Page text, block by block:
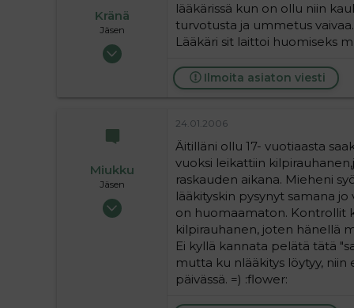
Kränä
Jäsen
13.01.2006
lääkärissä kun on ollu niin
turvotusta ja ummetus
Lääkäri sit laittoi huomiseks
Ilmoita asiaton viesti
Miukku
Jäsen
12.09.2004
24.01.2006
Äitilläni ollu 17- vuotiaasta
vuoksi leikattiin
raskauden aikana. Mieheni
lääkityskin pysynyt samana
on huomaamaton. Kontrollit
kilpirauhanen, joten hänellä
Ei kyllä kannata pelätä tätä
mutta ku nlääkitys löytyy,
päivässä. =) :flower: